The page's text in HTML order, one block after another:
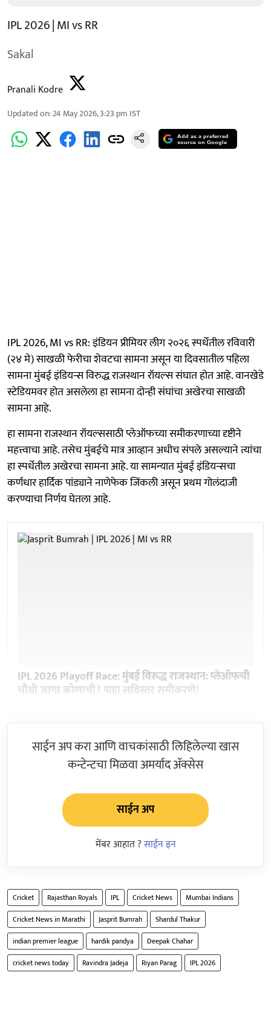
IPL 2026 | MI vs RR
Sakal
Pranali Kodre
Updated on:24 May 2026, 3:23 pm IST
Add as a preferred
source on Google
IPL 2026, MI vs RR: इंडियन प्रीमियर लीग २०२६ स्पर्धेतील रविवारी
(२४ मे) साखळी फेरीचा शेवटचा सामना असून या दिवसातील पहिला
सामना मुंबई इंडियन्स विरुद्ध राजस्थान रॉयल्स संघात होत आहे. वानखेडे
स्टेडियमवर होत असलेला हा सामना दोन्ही संघांचा अखेरचा साखळी
सामना आहे.
हा सामना राजस्थान रॉयल्ससाठी प्लेऑफच्या समीकरणाच्या दृष्टीने
महत्त्वाचा आहे. तसेच मुंबईचे मात्र आव्हान अधीच संपले असल्याने त्यांचा
हा स्पर्धेतील अखेरचा सामना आहे. या सामन्यात मुंबई इंडियन्सचा
कर्णधार हार्दिक पांड्याने नाणेफेक जिंकली असून प्रथम गोलंदाजी
करण्याचा निर्णय घेतला आहे.
IPL 2026 Playoff Race: मुंबई विरुद्ध राजस्थान: प्लेऑफची
चौथी जागा कोणाची? पाहा सविस्तर समीकरणे!
साईन अप करा आणि वाचकांसाठी लिहिलेल्या खास
कन्टेन्टचा मिळवा अमर्याद ॲक्सेस
साईन अप
मेंबर आहात ?साईन इन
Cricket Rajasthan Royals IPL Cricket News
Mumbai Indians
Cricket News in Marathi
Jasprit Bumrah
Shardul Thakur
indian premier league
hardik pandya
Deepak Chahar
cricket news today
Ravindra Jadeja Riyan Parag IPL 2026